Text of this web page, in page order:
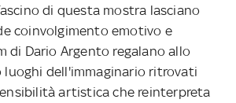
di questa mostra lasciano
coinvolgimento emotivo e
di Dario Argento regalano allo
luoghi dell'immaginario ritrovati
artistica che reinterpreta